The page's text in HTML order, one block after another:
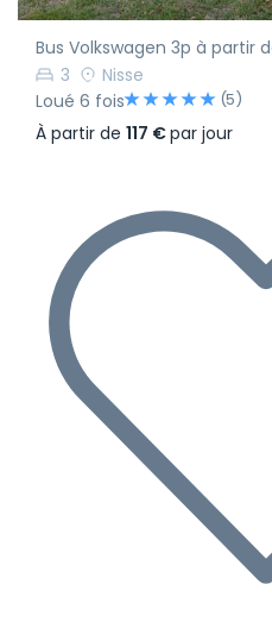
Bus Volkswagen 3p à partir
3
Nisse
Loué 6 fois
(5)
À partir de 117 €par jour